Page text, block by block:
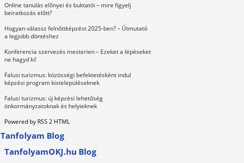
Online tanulás előnyei és buktatói – mire figyelj
beiratkozás előtt?
Hogyan válassz felnőttképzést 2025-ben? – Útmutató
a legjobb döntéshez
Konferencia szervezés mesterien – Ezeket a lépéseket
ne hagyd ki!
Falusi turizmus: közösségi befektetésként indul
képzési program kistelepüléseknek
Falusi turizmus: új képzési lehetőség
önkormányzatoknak és helyieknek
Powered by RSS 2 HTML
Tanfolyam Blog
TanfolyamOKJ.hu Blog